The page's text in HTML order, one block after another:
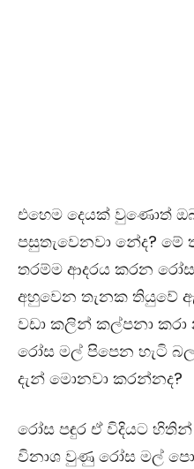
එහෙම දෙයක් වුණොත්
පසුතැවෙනවා නේද? මේ
තරම්ම ආදරය කරන
අහුවෙන තැනක තියුවේ
වඩා කලින් කල්පනා
රෝස මල් පිපෙන හැටි
දැන් මොනවා කරන්නද?
රෝස පඳුර ඒ විදියට හිතින්
විනාශ වුණු රෝස මල්